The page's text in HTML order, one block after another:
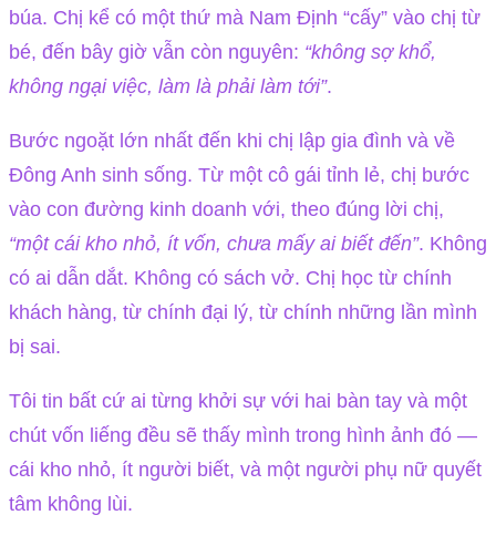
búa. Chị kể có một thứ mà Nam Định “cấy” vào chị từ
bé, đến bây giờ vẫn còn nguyên: “không sợ khổ,
không ngại việc, làm là phải làm tới”.
Bước ngoặt lớn nhất đến khi chị lập gia đình và về
Đông Anh sinh sống. Từ một cô gái tỉnh lẻ, chị bước
vào con đường kinh doanh với, theo đúng lời chị,
“một cái kho nhỏ, ít vốn, chưa mấy ai biết đến”. Không
có ai dẫn dắt. Không có sách vở. Chị học từ chính
khách hàng, từ chính đại lý, từ chính những lần mình
bị sai.
Tôi tin bất cứ ai từng khởi sự với hai bàn tay và một
chút vốn liếng đều sẽ thấy mình trong hình ảnh đó —
cái kho nhỏ, ít người biết, và một người phụ nữ quyết
tâm không lùi.